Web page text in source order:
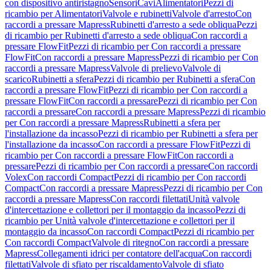
con dispositivo antiristagnoSensoriCaviAlimentatori Pezzi di
ricambio per AlimentatoriValvole e rubinettiValvole d'arrestoCon
raccordi a pressare MapressRubinetti d'arresto a sede obliquaPezzi
di ricambio per Rubinetti d'arresto a sede obliquaCon raccordi a
pressare FlowFitPezzi di ricambio per Con raccordi a pressare
FlowFitCon raccordi a pressare MapressPezzi di ricambio per Con
raccordi a pressare MapressValvole di prelievoValvole di
scaricoRubinetti a sferaPezzi di ricambio per Rubinetti a sferaCon
raccordi a pressare FlowFitPezzi di ricambio per Con raccordi a
pressare FlowFitCon raccordi a pressarePezzi di ricambio per Con
raccordi a pressareCon raccordi a pressare MapressPezzi di ricambio
per Con raccordi a pressare MapressRubinetti a sfera per
l'installazione da incassoPezzi di ricambio per Rubinetti a sfera per
l'installazione da incassoCon raccordi a pressare FlowFitPezzi di
ricambio per Con raccordi a pressare FlowFitCon raccordi a
pressarePezzi di ricambio per Con raccordi a pressareCon raccordi
VolexCon raccordi CompactPezzi di ricambio per Con raccordi
CompactCon raccordi a pressare MapressPezzi di ricambio per Con
raccordi a pressare MapressCon raccordi filettatiUnità valvole
d'intercettazione e collettori per il montaggio da incassoPezzi di
ricambio per Unità valvole d'intercettazione e collettori per il
montaggio da incassoCon raccordi CompactPezzi di ricambio per
Con raccordi CompactValvole di ritegnoCon raccordi a pressare
MapressCollegamenti idrici per contatore dell'acquaCon raccordi
filettatiValvole di sfiato per riscaldamentoValvole di sfiato